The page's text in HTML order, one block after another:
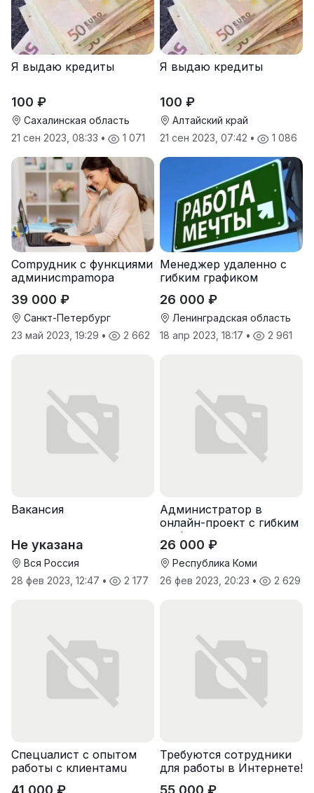
Я выдаю кредиты
100 ₽
Сахалинская область
21 сен 2023, 08:33 • 1 071
Я выдаю кредиты
100 ₽
Алтайский край
21 сен 2023, 07:42 • 1 086
Cоmpудник с функциями
админисmраmоpа
39 000 ₽
Санкт-Петербург
23 май 2023, 19:29 • 2 662
Менеджер удаленно с
гибким графиком
26 000 ₽
Ленинградская область
18 апр 2023, 18:17 • 2 961
Вакансия
Не указана
Вся Россия
28 фев 2023, 12:47 • 2 177
Администратор в
онлайн-проект с гибким
графиком
26 000 ₽
Республика Коми
26 фев 2023, 20:23 • 2 629
Спeцuалиcт c опытoм
рaботы с клиентaмu
Требуются сотрудники
для работы в Интернете!